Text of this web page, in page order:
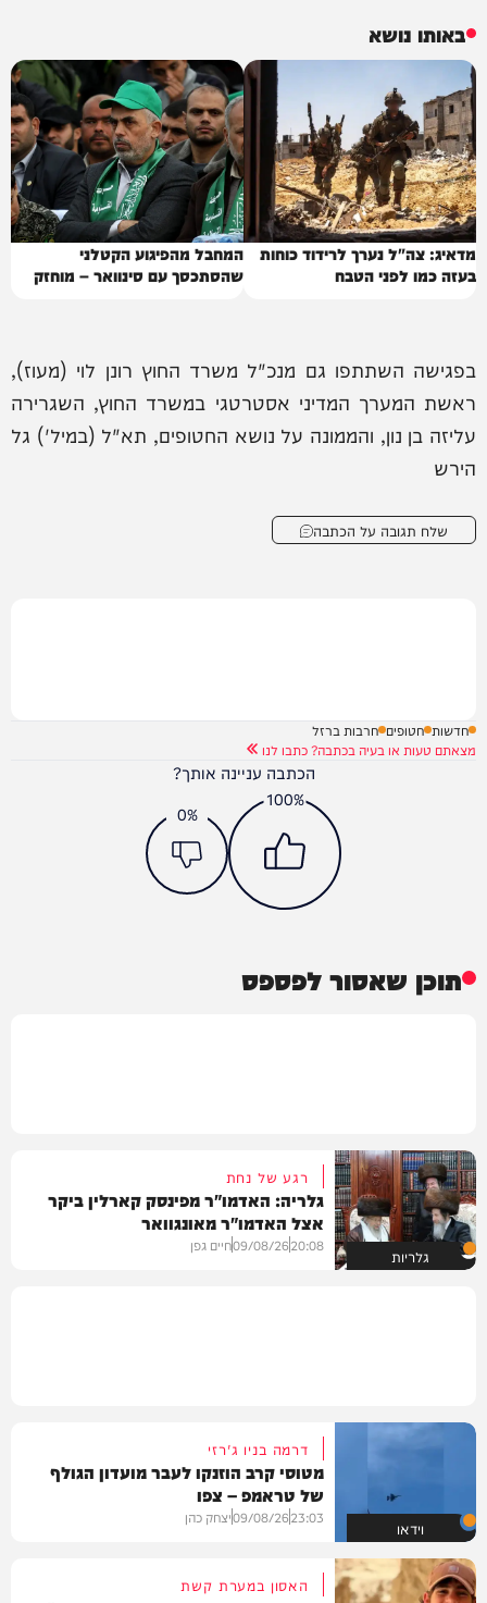
באותו נושא
מדאיג: צה"ל נערך לרידוד כוחות
בעזה כמו לפני הטבח
המחבל מהפיגוע הקטלני
שהסתכסך עם סינוואר – מוחזק
בפגישה השתתפו גם מנכ"ל משרד החוץ רונן לוי (מעוז),
ראשת המערך המדיני אסטרטגי במשרד החוץ, השגרירה
עליזה בן נון, והממונה על נושא החטופים, תא"ל (במיל') גל
הירש
שלח תגובה על הכתבה
חדשות חטופים חרבות ברזל
מצאתם טעות או בעיה בכתבה? כתבו לנו
הכתבה עניינה אותך?
100%
0%
תוכן שאסור לפספס
גלריות
רגע של נחת
גלריה: האדמו"ר מפינסק קארלין ביקר
אצל האדמו"ר מאונגוואר
20:08
09/08/26חיים גפן
וידאו
דרמה בניו ג'רזי
מטוסי קרב הוזנקו לעבר מועדון הגולף
של טראמפ – צפו
23:03
09/08/26יצחק כהן
האסון במערת קשת